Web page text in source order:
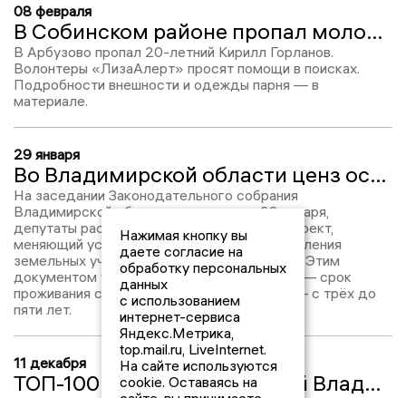
08 февраля
В Собинском районе пропал молодой владимирец
В Арбузово пропал 20-летний Кирилл Горланов.
Волонтеры «ЛизаАлерт» просят помощи в поисках.
Подробности внешности и одежды парня — в
материале.
29 января
Во Владимирской области ценз оседлости увеличили с трех до пяти лет
На заседании Законодательного собрания
Владимирской области, прошедшем 28 января,
депутаты рассмотрели и приняли законопроект,
меняющий условия бесплатного предоставления
земельных участков многодетным семьям. Этим
документом увеличили «ценз оседлости» — срок
проживания семьи на территории региона — с трёх до
пяти лет.
11 декабря
ТОП-100 влиятельных людей Владимирской области: Владимир Горланов, №56
Нажимая кнопку вы
даете согласие на
обработку персональных
данных
с использованием
интернет-сервиса
Яндекс.Метрика,
top.mail.ru, LiveInternet.
На сайте используются
cookie. Оставаясь на